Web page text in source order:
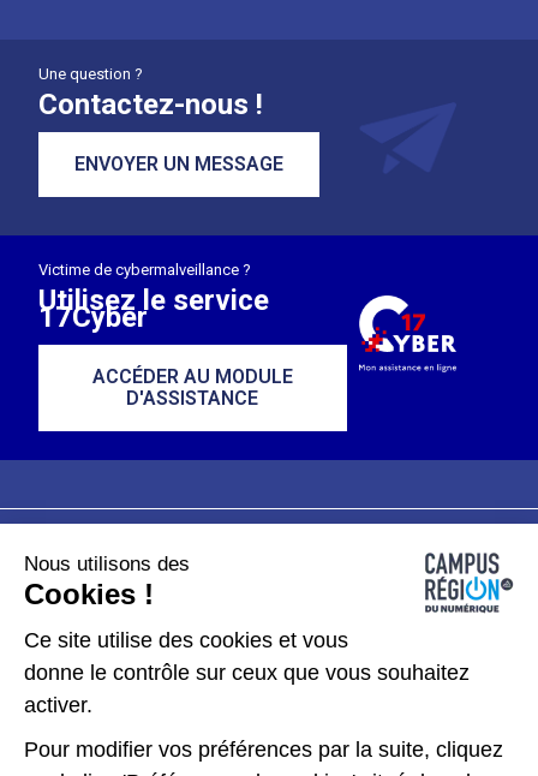
Une question ?
Contactez-nous !
ENVOYER UN MESSAGE
Victime de cybermalveillance ?
Utilisez le service
17Cyber
ACCÉDER AU MODULE
D'ASSISTANCE
Plan du site
Données personnelles
Gérer les cookies
Kit de communication
Nous utilisons des
Cookies !
Ce site utilise des cookies et vous
donne le contrôle sur ceux que vous souhaitez
activer.
Pour modifier vos préférences par la suite, cliquez